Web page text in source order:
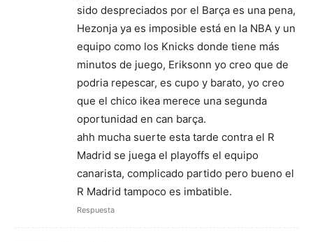
sido despreciados por el Barça es una pena,
Hezonja ya es imposible está en la NBA y un
equipo como los Knicks donde tiene más
minutos de juego, Eriksonn yo creo que de
podria repescar, es cupo y barato, yo creo
que el chico ikea merece una segunda
oportunidad en can barça.
ahh mucha suerte esta tarde contra el R
Madrid se juega el playoffs el equipo
canarista, complicado partido pero bueno el
R Madrid tampoco es imbatible.
Respuesta